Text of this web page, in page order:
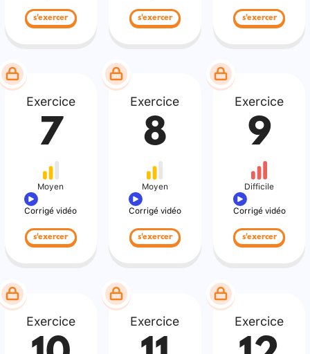
s'exercer s'exercer s'exercer
Exercice
7
Moyen
Corrigé vidéo
s'exercer
Exercice
8
Moyen
Corrigé vidéo
s'exercer
Exercice
9
Difficile
Corrigé vidéo
s'exercer
Exercice Exercice Exercice